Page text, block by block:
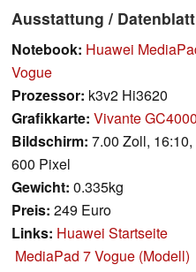
Ausstattung / Datenblatt
Notebook: Huawei
Vogue
Prozessor: k3v2 Hi3620
Grafikkarte: Vivante GC4000
Bildschirm: 7.00 Zoll,
600 Pixel
Gewicht: 0.335kg
Preis: 249 Euro
Links: Huawei Startseite
MediaPad 7 Vogue (Modell)